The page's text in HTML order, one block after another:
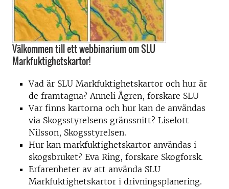
Välkommen till ett webbinarium om SLU
Markfuktighetskartor!
Vad är SLU Markfuktighetskartor och hur är
de framtagna? Anneli Ågren, forskare SLU
Var finns kartorna och hur kan de användas
via Skogsstyrelsens gränssnitt? Liselott
Nilsson, Skogsstyrelsen.
Hur kan markfuktighetskartor användas i
skogsbruket? Eva Ring, forskare Skogforsk.
Erfarenheter av att använda SLU
Markfuktighetskartor i drivningsplanering.